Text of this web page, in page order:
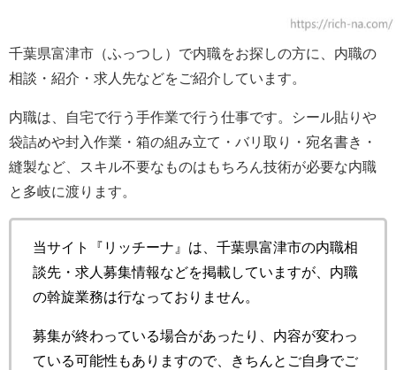
千葉県富津市（ふっつし）で内職をお探しの方に、内職の
相談・紹介・求人先などをご紹介しています。
内職は、自宅で行う手作業で行う仕事です。シール貼りや
袋詰めや封入作業・箱の組み立て・バリ取り・宛名書き・
縫製など、スキル不要なものはもちろん技術が必要な内職
と多岐に渡ります。
当サイト『リッチーナ』は、千葉県富津市の内職相
談先・求人募集情報などを掲載していますが、内職
の斡旋業務は行なっておりません。
募集が終わっている場合があったり、内容が変わっ
ている可能性もありますので、きちんとご自身でご